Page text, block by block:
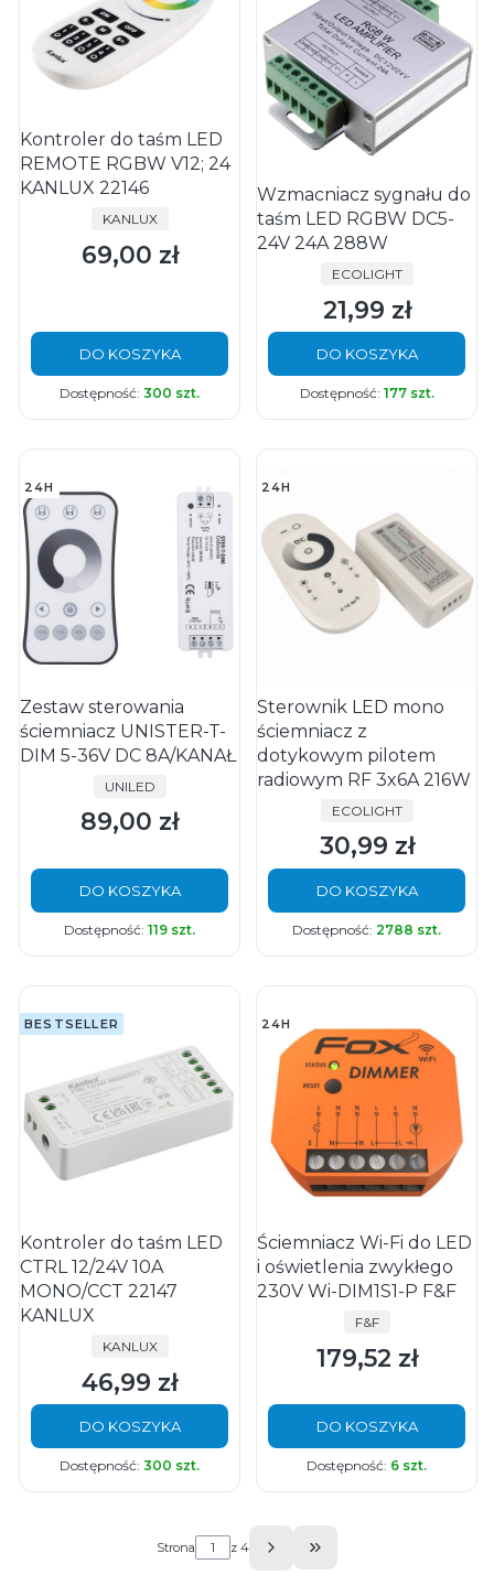
Kontroler do taśm LED
REMOTE RGBW V12; 24
KANLUX 22146
PRODUCENT
KANLUX
Cena
69,00 zł
DO KOSZYKA
Dostępność: 300 szt.
Wzmacniacz sygnału do
taśm LED RGBW DC5-
24V 24A 288W
PRODUCENT
ECOLIGHT
Cena
21,99 zł
DO KOSZYKA
Dostępność: 177 szt.
24H
Zestaw sterowania
ściemniacz UNISTER-T-
DIM 5-36V DC 8A/KANAŁ
PRODUCENT
UNILED
Cena
89,00 zł
DO KOSZYKA
Dostępność: 119 szt.
24H
Sterownik LED mono
ściemniacz z
dotykowym pilotem
radiowym RF 3x6A 216W
PRODUCENT
ECOLIGHT
Cena
30,99 zł
DO KOSZYKA
Dostępność: 2788 szt.
BESTSELLER
Kontroler do taśm LED
CTRL 12/24V 10A
MONO/CCT 22147
KANLUX
PRODUCENT
KANLUX
Cena
46,99 zł
DO KOSZYKA
Dostępność: 300 szt.
24H
Ściemniacz Wi-Fi do LED
i oświetlenia zwykłego
230V Wi-DIM1S1-P F&F
PRODUCENT
F&F
Cena
179,52 zł
DO KOSZYKA
Dostępność: 6 szt.
Strona z 4
Przejdź do ostatniej